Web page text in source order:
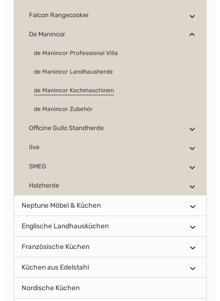
Falcon Rangecooker
De Manincor
de Manincor Professional Villa
de Manincor Landhausherde
de Manincor Kochmaschinen
de Manincor Zubehör
Officine Gullo Standherde
Ilve
SMEG
Holzherde
Neptune Möbel & Küchen
Englische Landhausküchen
Französische Küchen
Küchen aus Edelstahl
Nordische Küchen